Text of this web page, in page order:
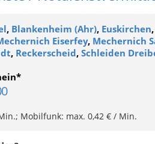
, Blankenheim (Ahr), Euskirchen,
Eiserfey, Mechernich
, Reckerscheid, Schleiden
Mobilfunk: max. 0,42 € / Min.